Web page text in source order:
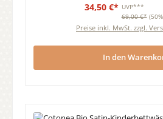
34,50 €* UVP***
69,00 €*
Preise inkl. MwSt. zzgl.
In den